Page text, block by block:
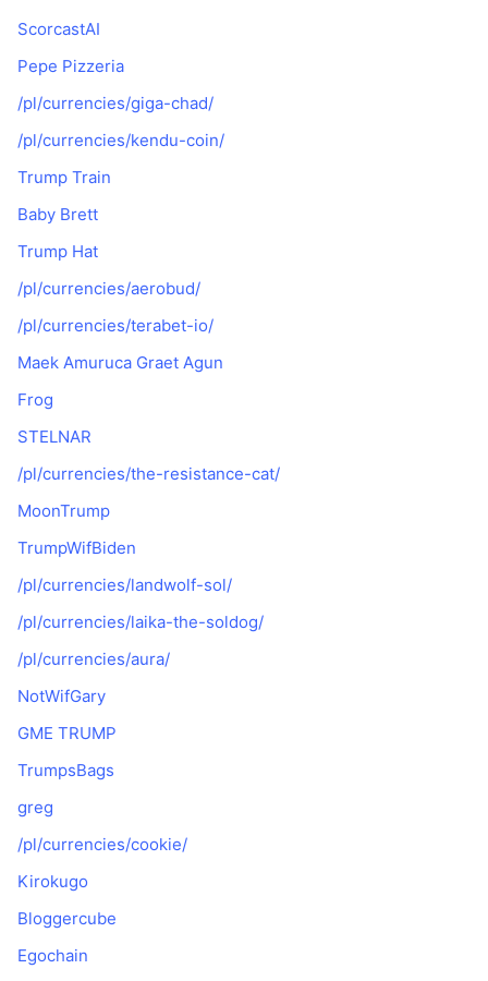
ScorcastAI
Pepe Pizzeria
/pl/currencies/giga-chad/
/pl/currencies/kendu-coin/
Trump Train
Baby Brett
Trump Hat
/pl/currencies/aerobud/
/pl/currencies/terabet-io/
Maek Amuruca Graet Agun
Frog
STELNAR
/pl/currencies/the-resistance-cat/
MoonTrump
TrumpWifBiden
/pl/currencies/landwolf-sol/
/pl/currencies/laika-the-soldog/
/pl/currencies/aura/
NotWifGary
GME TRUMP
TrumpsBags
greg
/pl/currencies/cookie/
Kirokugo
Bloggercube
Egochain